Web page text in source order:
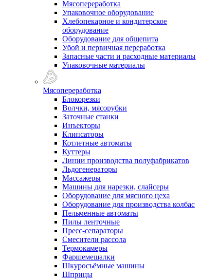
Мясопереработка
Упаковочное оборудование
Хлебопекарное и кондитерское
оборудование
Оборудование для общепита
Убой и первичная переработка
Запасные части и расходные материалы
Упаковочные материалы
Мясопереработка
Блокорезки
Волчки, мясорубки
Заточные станки
Инъекторы
Клипсаторы
Котлетные автоматы
Куттеры
Линии производства полуфабрикатов
Льдогенераторы
Массажеры
Машины для нарезки, слайсеры
Оборудование для мясного цеха
Оборудование для производства колбас
Пельменные автоматы
Пилы ленточные
Пресс-сепараторы
Смесители рассола
Термокамеры
Фаршемешалки
Шкуросъёмные машины
Шприцы